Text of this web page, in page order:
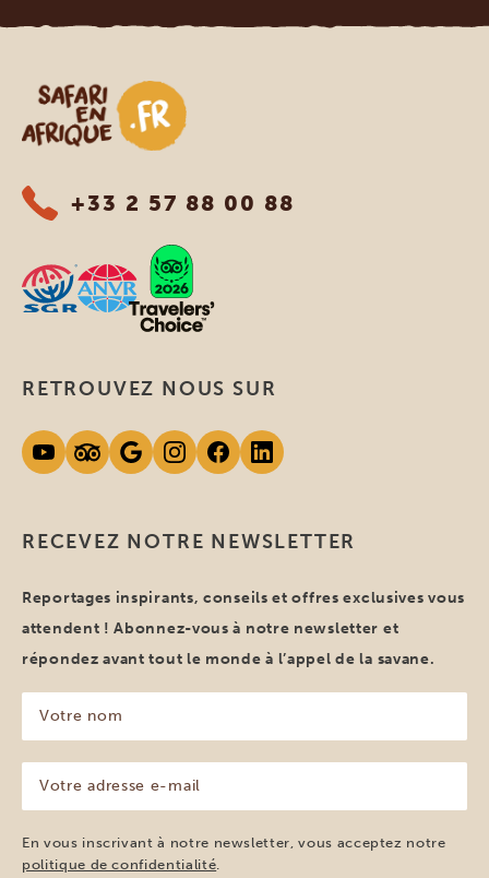
Safari en Afrique
+33 2 57 88 00 88
RECEVEZ NOTRE NEWSLETTER
Reportages inspirants, conseils et offres exclusives vous
attendent ! Abonnez-vous à notre newsletter et
répondez avant tout le monde à l’appel de la savane.
nom
(Nécessaire)
adresse
e-
mail
(Nécessaire)
En vous inscrivant à notre newsletter, vous acceptez notre
politique de confidentialité.
RETROUVEZ NOUS SUR